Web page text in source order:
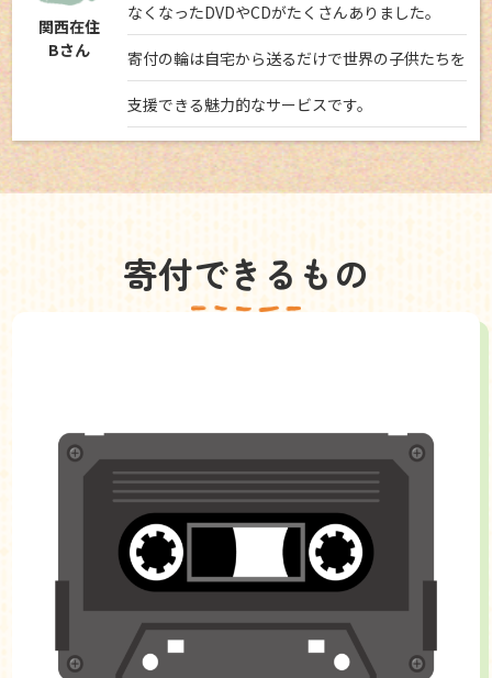
関西在住
Bさん
なくなったDVDやCDがたくさんありました。
寄付の輪は自宅から送るだけで世界の子供たちを
支援できる魅力的なサービスです。
寄付できるもの